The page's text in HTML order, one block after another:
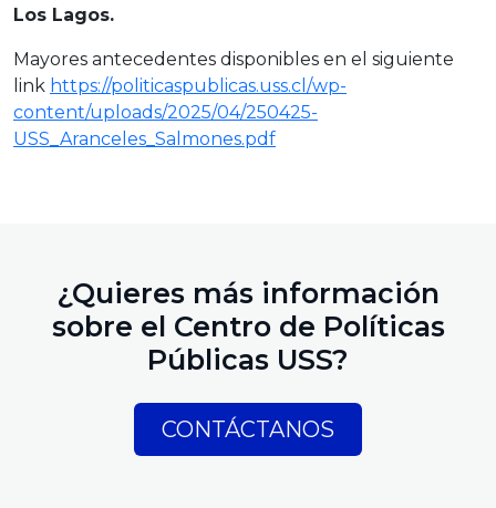
Los Lagos.
Mayores antecedentes disponibles en el siguiente
link https://politicaspublicas.uss.cl/wp-
content/uploads/2025/04/250425-
USS_Aranceles_Salmones.pdf
¿Quieres más información
sobre el Centro de Políticas
Públicas USS?
CONTÁCTANOS